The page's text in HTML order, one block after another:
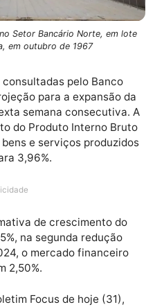
no Setor Bancário Norte, em
em outubro de 1967
consultadas pelo Banco
projeção para a expansão
do Produto Interno
para 3,96%.
Publicidade
de crescimento do